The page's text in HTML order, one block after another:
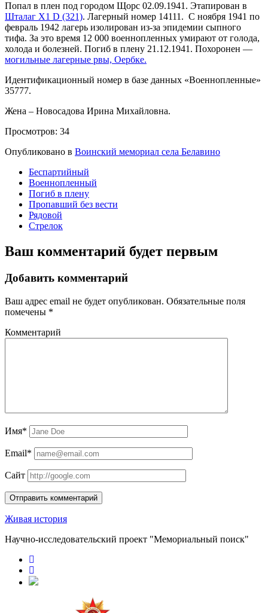
Попал в плен под городом Щорс 02.09.1941. Этапирован в
Шталаг Х1 D (321). Лагерный номер 14111. С ноября 1941 по
февраль 1942 лагерь изолирован из-за эпидемии сыпного
тифа. За это время 12 000 военнопленных умирают от голода,
холода и болезней. Погиб в плену 21.12.1941. Похоронен —
могильные лагерные рвы, Оербке.
Идентификационный номер в базе данных «Военнопленные»
35777.
Жена – Новосадова Ирина Михайловна.
Просмотров: 34
Опубликовано в Воинский мемориал села Белавино
Беспартийный
Военнопленный
Погиб в плену
Пропавший без вести
Рядовой
Стрелок
Ваш комментарий будет первым
Добавить комментарий
Ваш адрес email не будет опубликован. Обязательные поля
помечены *
Комментарий
Имя*
Email*
Сайт
Живая история
Научно-исследовательский проект "Мемориальный поиск"
RuTube